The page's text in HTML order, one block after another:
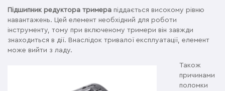
Підшипник редуктора тримера піддається високому рівню
навантажень. Цей елемент необхідний для роботи
інструменту, тому при включеному тримери він завжди
знаходиться в дії. Внаслідок тривалої експлуатації, елемент
може вийти з ладу.
Також
причинами
поломки